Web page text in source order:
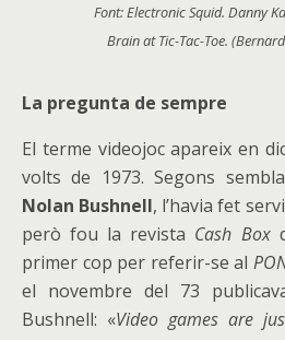
Font: Electronic Squid. Danny
Brain at Tic-Tac-Toe.
La pregunta de sempre
El terme videojoc apareix en
volts de 1973. Segons
Nolan Bushnell, l’havia fet
però fou la revista Cash Box
primer cop per referir-se al
el novembre del 73
Bushnell: «Video games are